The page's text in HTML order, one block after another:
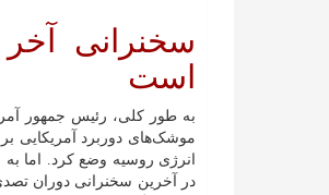
سخنرانی
است
به طور کلی، رئیس جمهور
موشک‌های دوربرد آمریکایی
انرژی روسیه وضع کرد. اما
در آخرین سخنرانی دوران